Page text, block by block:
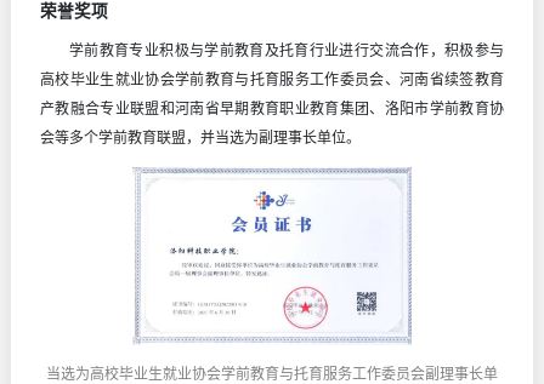
荣誉奖项
学前教育专业积极与学前教育及托育行业进行交流合作，积极参与
高校毕业生就业协会学前教育与托育服务工作委员会、河南省续签教育
产教融合专业联盟和河南省早期教育职业教育集团、洛阳市学前教育协
会等多个学前教育联盟，并当选为副理事长单位。
当选为高校毕业生就业协会学前教育与托育服务工作委员会副理事长单